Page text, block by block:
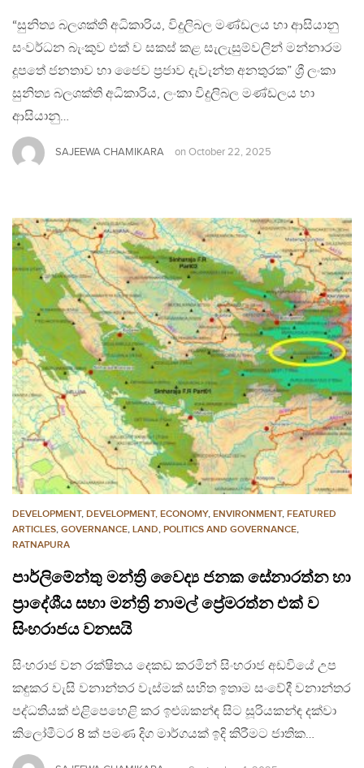
“සුනිත්‍ය බලශක්ති අධිකාරිය, විදුලිබල මණ්ඩලය හා ආසියානු
සංවර්ධන බැංකුව එක් ව සකස් කළ සැලැසුම්වලින් මන්නාරම
දූපතේ ජනතාව හා ජෛව ප්‍රජාව දැවැන්ත අනතුරක” ශ්‍රී ලංකා
සුනිත්‍ය බලශක්ති අධිකාරිය, ලංකා විදුලිබල මණ්ඩලය හා
ආසියානු…
SAJEEWA CHAMIKARA on October 22, 2025
DEVELOPMENT, DEVELOPMENT, ECONOMY, ENVIRONMENT, FEATURED
ARTICLES, GOVERNANCE, LAND, POLITICS AND GOVERNANCE,
RATNAPURA
පාර්ලිමේන්තු මන්ත්‍රි වෛද්‍ය ජනක සේනාරත්න හා
ප්‍රාදේශීය සභා මන්ත්‍රි නාමල් ප්‍රේමරත්න එක් ව
සිංහරාජය වනසයි
සිංහරාජ වන රක්ෂිතය දෙකඩ කරමින් සිංහරාජ අඩවියේ උප
කඳුකර වැසි වනාන්තර වැස්මක් සහිත ඉතාම සංවේදී වනාන්තර
පද්ධතියක් එළිපෙහෙළි කර ඉළුඹකන්ඳ සිට සූරියකන්ඳ දක්වා
කිලෝමීටර 8 ක් පමණ දිග මාර්ගයක් ඉදි කිරීමට ජාතික…